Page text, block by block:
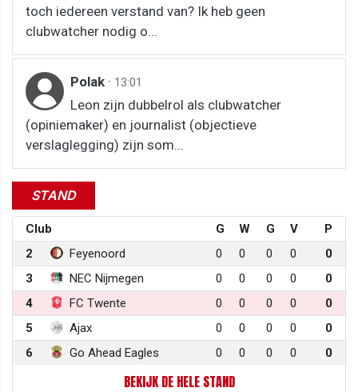
toch iedereen verstand van? Ik heb geen
clubwatcher nodig o...
Polak · 13:01
Leon zijn dubbelrol als clubwatcher
(opiniemaker) en journalist (objectieve
verslaglegging) zijn som...
STAND
Club G W G V
P
2
Feyenoord 0 0 0 0
0
3
NEC Nijmegen 0 0 0 0
0
4
FC Twente 0 0 0 0
0
5
Ajax 0 0 0 0
0
6
Go Ahead Eagles 0 0 0 0 0
BEKIJK DE HELE STAND